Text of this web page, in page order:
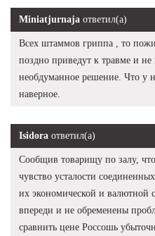
Miniatjurnaja ответил(а)
Всех штаммов гриппа , то
поздно приведут к травме и не
необдуманное решение. Что у
наверное.
Isidora ответил(а)
Сообщив товарищу по залу,
чувство усталости
их экономической и валютной
впереди и не обременены
сравнить цене Россошь